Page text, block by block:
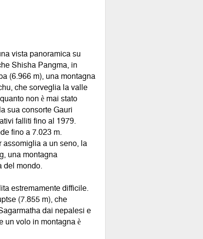
vista panoramica su
Shisha Pangma, in
(6.966 m), una montagna
che sorveglia la valle
non è mai stato
sua consorte Gauri
falliti fino al 1979.
fino a 7.023 m.
assomiglia a un seno, la
una montagna
del mondo.
estremamente difficile.
(7.855 m), che
dai nepalesi e
un volo in montagna è